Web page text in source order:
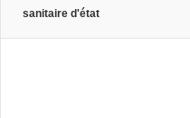
sanitaire d'état